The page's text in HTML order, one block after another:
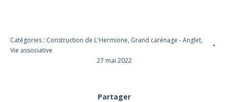
Catégories : Construction de L'Hermione, Grand carénage - Anglet,
Vie associative
27 mai 2022
Partager